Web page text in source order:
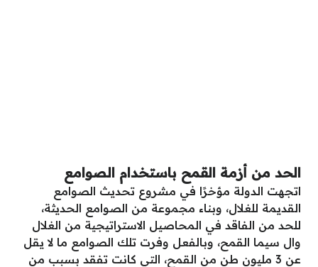
الحد من أزمة القمح باستخدام الصوامع
اتجهت الدولة مؤخرًا في مشروع تحديث الصوامع
القديمة للغلال، وبناء مجموعة من الصوامع الحديثة،
للحد من الفاقد في المحاصيل الاستراتيجية من الغلال
وال سيما القمح، وبالفعل وفرت تلك الصوامع ما لا يقل
عن 3 مليون طن من القمح، التي كانت تفقد بسبب من